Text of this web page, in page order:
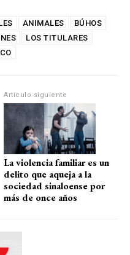
m
p
ANIMALES
BÚHOS
LOS TITULARES
Artículo siguiente
La violencia familiar es un
delito que aqueja a la
sociedad sinaloense por
más de once años